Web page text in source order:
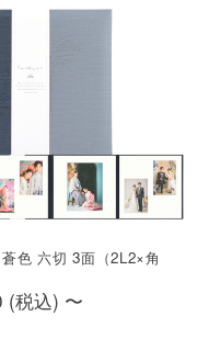
色 六切 3面（2L2×角
(税込) 〜